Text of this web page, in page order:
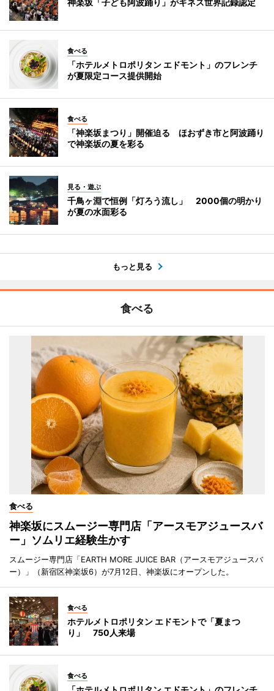
神楽坂「子ども阿波踊り」がギネス世界記録認定
食べる
「ホテルメトロポリタン エドモント」のフレンチ
が夏限定コース提供開始
食べる
「神楽坂まつり」開催迫る ほおずき市と阿波踊り
で神楽坂の夏を彩る
見る・遊ぶ
千鳥ヶ淵で恒例「灯ろう流し」 2000個の明かり
が夏の水面彩る
もっと見る
食べる
食べる
神楽坂にスムージー専門店「アースモアジュースバ
ー」ソムリエ経験生かす
スムージー専門店「EARTH MORE JUICE BAR（アースモアジュースバ
ー）」（新宿区神楽坂6）が7月12日、神楽坂にオープンした。
食べる
ホテルメトロポリタン エドモントで「夏まつ
り」 750人来場
食べる